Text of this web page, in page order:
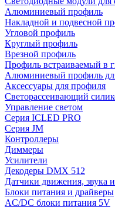
Алюминиевый профиль
Накладной и подвесной
Угловой профиль
Круглый профиль
Врезной профиль
Профиль встраиваемый в
Алюминиевый профиль
Аксессуары для профиля
Светорассеивающий
Управление светом
Серия ICLED PRO
Серия JM
Контроллеры
Диммеры
Усилители
Декодеры DMX 512
Датчики движения, звука и
Блоки питания и драйверы
AC/DC блоки питания 5V